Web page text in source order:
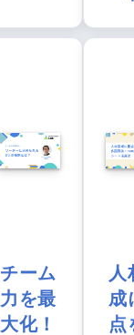
チーム
力を最
大化！
人
成
点